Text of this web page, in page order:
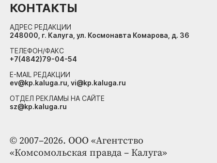
© 2007–2026. ООО «Агентство
«Комсомольская правда – Калуга»
КОНТАКТЫ
АДРЕС РЕДАКЦИИ
248000, г. Калуга, ул. Космонавта Комарова, д. 36
ТЕЛЕФОН/ФАКС
+7(4842)79-04-54
E-MAIL РЕДАКЦИИ
ev@kp.kaluga.ru, vi@kp.kaluga.ru
ОТДЕЛ РЕКЛАМЫ НА САЙТЕ
sz@kp.kaluga.ru